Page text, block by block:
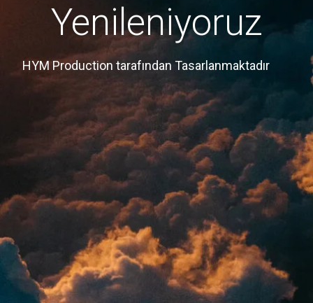
Yenileniyoruz
HYM Production tarafından Tasarlanmaktadır